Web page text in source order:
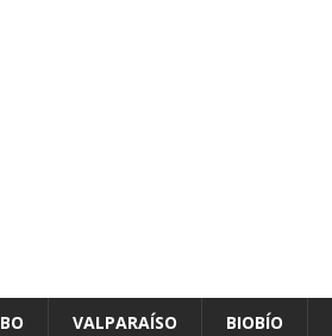
VALPARAÍSO BIOBÍO